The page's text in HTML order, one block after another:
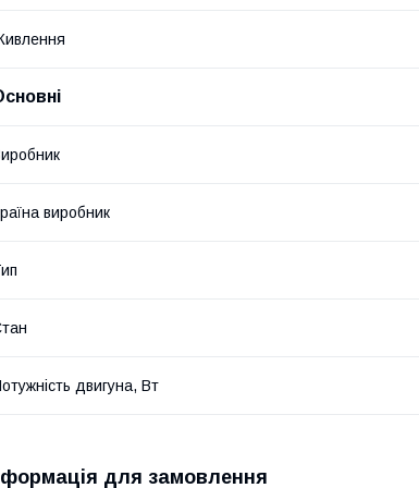
виробник
двигуна, Вт
для замовлення